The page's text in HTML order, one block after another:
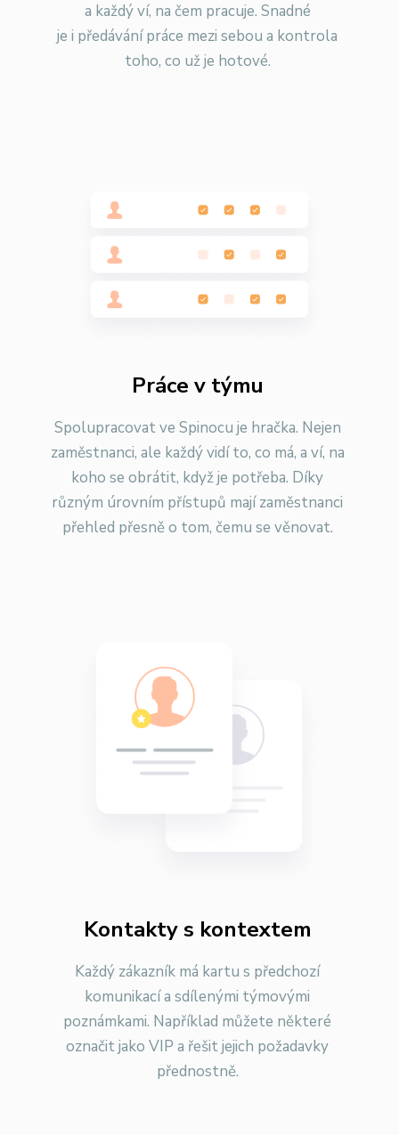
a každý ví, na čem pracuje. Snadné
je i předávání práce mezi sebou a kontrola
toho, co už je hotové.
Práce v týmu
Spolupracovat ve Spinocu je hračka. Nejen
zaměstnanci, ale každý vidí to, co má, a ví, na
koho se obrátit, když je potřeba. Díky
různým úrovním přístupů mají zaměstnanci
přehled přesně o tom, čemu se věnovat.
Kontakty s kontextem
Každý zákazník má kartu s předchozí
komunikací a sdílenými týmovými
poznámkami. Například můžete některé
označit jako VIP a řešit jejich požadavky
přednostně.